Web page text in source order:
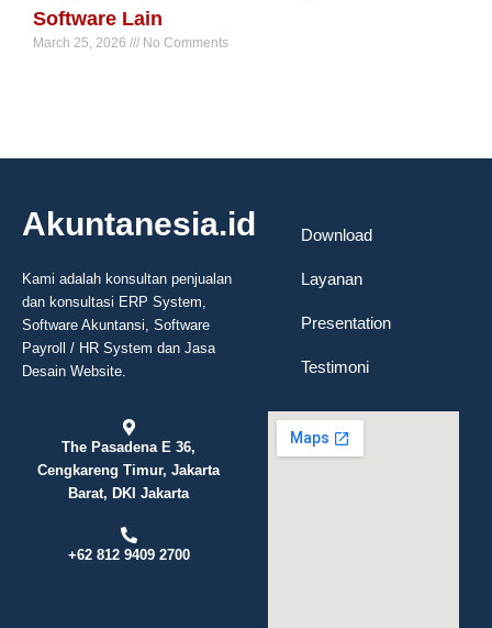
Software Lain
March 25, 2026 No Comments
Akuntanesia.id
Kami adalah konsultan penjualan
dan konsultasi ERP System,
Software Akuntansi, Software
Payroll / HR System dan Jasa
Desain Website.
The Pasadena E 36,
Cengkareng Timur, Jakarta
Barat, DKI Jakarta
+62 812 9409 2700
Download
Layanan
Presentation
Testimoni